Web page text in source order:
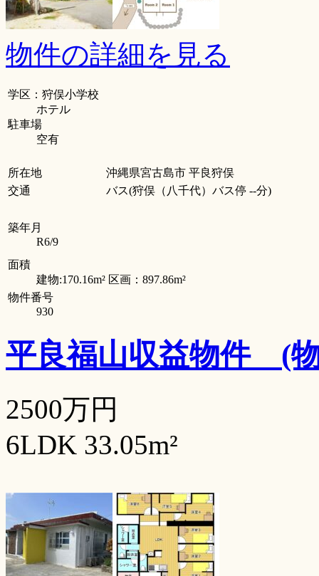
物件の詳細を見る
学区：狩俣小学校
ホテル
駐車場
空有
所在地
沖縄県宮古島市 平良狩俣
交通
バス(狩俣（八千代）バス停 --分)
築年月
R6/9
面積
建物:170.16m² 区画：897.86m²
物件番号
930
平良福山収益物件 (
2500万円
6LDK 33.05m²